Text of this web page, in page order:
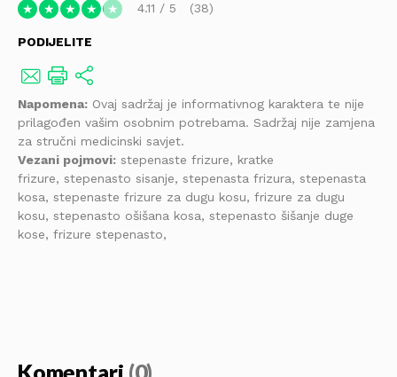
★ ★ ★ ★ ★ 4.11 / 5 38
PODIJELITE
Napomena: Ovaj sadržaj je informativnog karaktera te nije
prilagođen vašim osobnim potrebama. Sadržaj nije zamjena
za stručni medicinski savjet.
Vezani pojmovi: stepenaste frizure, kratke
frizure, stepenasto sisanje, stepenasta frizura, stepenasta
kosa, stepenaste frizure za dugu kosu, frizure za dugu
kosu, stepenasto ošišana kosa, stepenasto šišanje duge
kose, frizure stepenasto,